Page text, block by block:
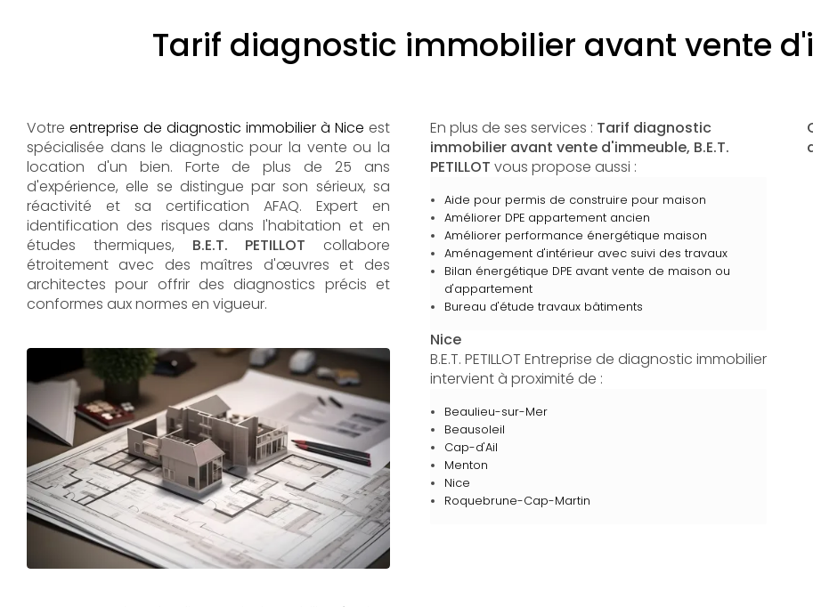
Tarif diagnostic immobilier avant vente
Votre entreprise de diagnostic immobilier à Nice est
spécialisée dans le diagnostic pour la vente ou la
location d'un bien. Forte de plus de 25 ans
d'expérience, elle se distingue par son sérieux, sa
réactivité et sa certification AFAQ. Expert en
identification des risques dans l'habitation et en
études thermiques, B.E.T. PETILLOT collabore
étroitement avec des maîtres d'œuvres et des
architectes pour offrir des diagnostics précis et
conformes aux normes en vigueur.
En plus de ses services : Tarif diagnostic
immobilier avant vente d'immeuble, B.E.T.
PETILLOT vous propose aussi :
Aide pour permis de construire pour maison
Améliorer DPE appartement ancien
Améliorer performance énergétique maison
Aménagement d'intérieur avec suivi des travaux
Bilan énergétique DPE avant vente de maison ou
d'appartement
Bureau d'étude travaux bâtiments
Nice
B.E.T. PETILLOT Entreprise de diagnostic immobilier
intervient à proximité de :
Beaulieu-sur-Mer
Beausoleil
Cap-d'Ail
Menton
Nice
Roquebrune-Cap-Martin